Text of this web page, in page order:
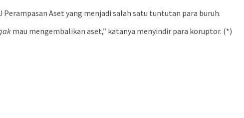
Aset yang menjadi salah satu tuntutan para buruh.
mau mengembalikan aset,” katanya menyindir para koruptor. (*)